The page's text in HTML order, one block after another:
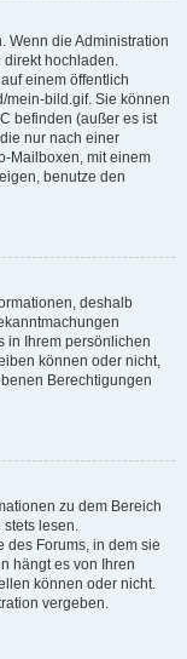
Wenn die Administration
direkt hochladen.
einem öffentlich
mein-bild.gif. Sie können
befinden (außer es ist
nur nach einer
Mailboxen, mit einem
benutze den
deshalb
in Ihrem persönlichen
können oder nicht,
Berechtigungen
zu dem Bereich
stets lesen.
des Forums, in dem sie
hängt es von Ihren
können oder nicht.
vergeben.